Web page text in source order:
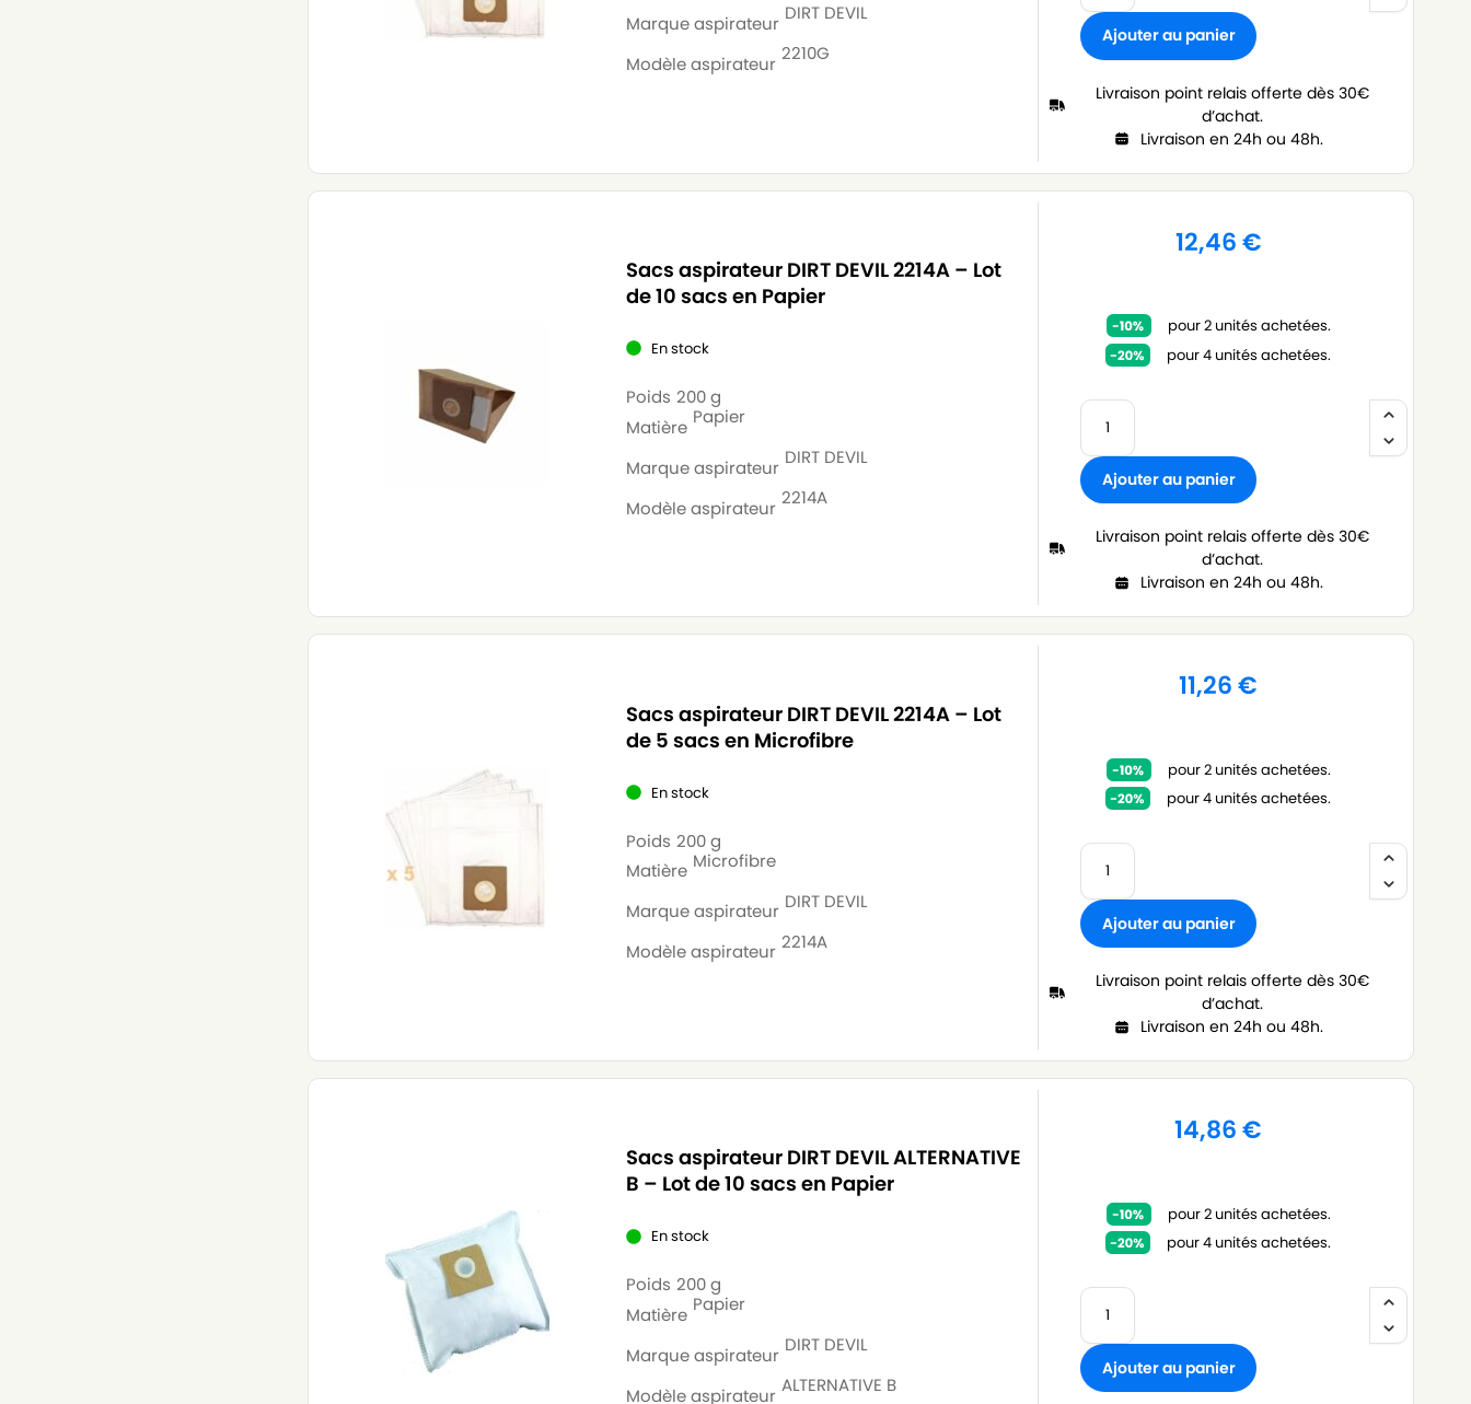
Marque aspirateur DIRT DEVIL
Modèle aspirateur 2210G
Ajouter au panier
Livraison point relais offerte dès 30€
d’achat.
Livraison en 24h ou 48h.
Sacs aspirateur DIRT DEVIL 2214A – Lot
de 10 sacs en Papier
En stock
Poids 200 g
Matière Papier
Marque aspirateur DIRT DEVIL
Modèle aspirateur 2214A
12,46€
pour 2 unités achetées.
pour 4 unités achetées.
Ajouter au panier
Livraison point relais offerte dès 30€
d’achat.
Livraison en 24h ou 48h.
Sacs aspirateur DIRT DEVIL 2214A – Lot
de 5 sacs en Microfibre
En stock
Poids 200 g
Matière Microfibre
Marque aspirateur DIRT DEVIL
Modèle aspirateur 2214A
11,26€
pour 2 unités achetées.
pour 4 unités achetées.
Ajouter au panier
Livraison point relais offerte dès 30€
d’achat.
Livraison en 24h ou 48h.
Sacs aspirateur DIRT DEVIL ALTERNATIVE
B – Lot de 10 sacs en Papier
En stock
Poids 200 g
Matière Papier
Marque aspirateur DIRT DEVIL
Modèle aspirateur ALTERNATIVE B
14,86€
pour 2 unités achetées.
pour 4 unités achetées.
Ajouter au panier